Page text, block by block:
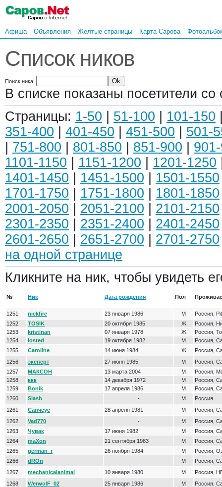
Афиша Объявления Желтые страницы Карта Сарова
Список ников
Поиск ника:
В списке показаны посетители
Страницы: 1-50 51-100 101-150
351-400
401-450 451-500
501-
751-800 801-850 851-900
1101-1150
1151-1200 1201-1250
1401-1450
1451-1500 1501-1550
1701-1750
1751-1800 1801-1850
2001-2050
2051-2100 2101-2150
2301-2350
2351-2400 2401-2450
2601-2650
2651-2700 2701-2750
на одной странице
Кликните на ник, чтобы увидеть
№ Ник Дата рождения Пол
1251 nickfire 23 января 1986 М
Россия,
1252
TOSIK 20 октября 1985 Ж
Россия,
1253
kristinan 07 января 1978 Ж
Россия,
1254
losted 19 октября 1982 М
Россия,
1255
Caroline 14 июня 1984 Ж
Россия,
1256
эксперт 27 июня 1985 М
Россия,
1257
МАКСОН 13 марта 2004 М
Россия,
1258
ккк 14 декабря 1972 М
Россия,
1259
Bonik 17 апреля 1986 М
Россия,
1260
Slash - М
Россия
1261
Санчеус 28 апреля 1981 М
Россия,
1262
Vad770 - М
Россия,
1263
Чувак 17 июня 1982 М
Россия,
1264
maXon 21 сентября 1983 М
Россия,
1265
german_r 26 ноября 1984 М
Россия,
1266
dROn - М
Россия,
1267
mechanicalanimal 10 января 1980 М
Россия,
1268
WerwolF_02 25 января 1986 М
Россия,